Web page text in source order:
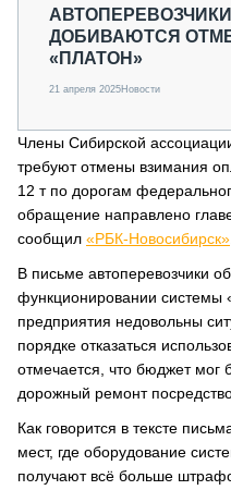
О ПРОЕКТЕ
ДОБИВАЮТСЯ
«ПЛАТОН»
21 апреля 2025Новости
Члены Сибирской
требуют отмены взимания
12 т по дорогам
обращение направлено
сообщил «РБК-Новосибирск»
В письме автоперевозчики
функционировании системы
предприятия недовольны
порядке отказаться
отмечается, что бюджет мог
дорожный ремонт
Как говорится в тексте
мест, где оборудование
получают всё больше